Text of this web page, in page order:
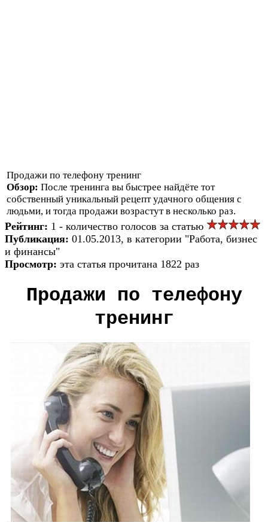
Продажи по телефону тренинг
Обзор: После тренинга вы быстрее найдёте тот
собственный уникальный рецепт удачного общения с
людьми, и тогда продажи возрастут в несколько раз.
Рейтинг: 1 - количество голосов за статью
Публикация: 01.05.2013, в категории "Работа, бизнес
и финансы"
Просмотр: эта статья прочитана 1822 раз
Продажи по телефону
тренинг